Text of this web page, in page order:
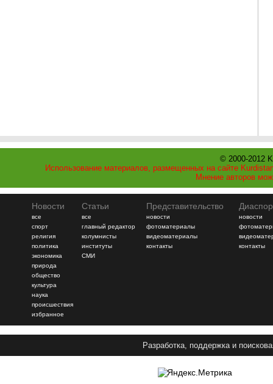
© 2000-2012
Использование материалов, размещенных на сайте
Мнение авторов
Новости
все
спорт
религия
политика
экономика
природа
общество
культура
наука
происшествия
избранное
Статьи
все
главный редактор
колумнисты
институты
СМИ
Представительство
новости
фотоматериалы
видеоматериалы
контакты
новости
контакты
Разработка, поддержка и